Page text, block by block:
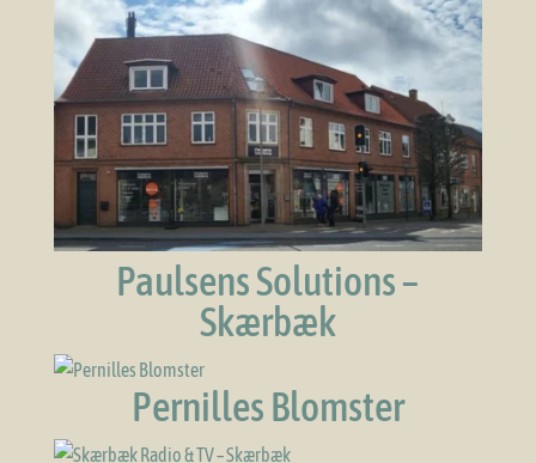
Paulsens Solutions –
Skærbæk
Pernilles Blomster